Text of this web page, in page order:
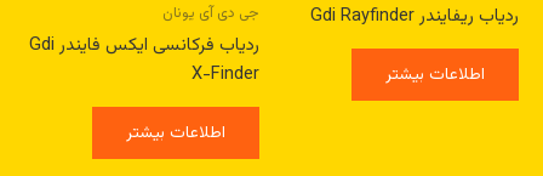
ردیاب ریفایندر Gdi Rayfinder
اطلاعات بیشتر
جی دی آی یونان
ردیاب فرکانسی ایکس فایندر Gdi
X-Finder
اطلاعات بیشتر